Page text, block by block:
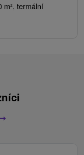
m², termální